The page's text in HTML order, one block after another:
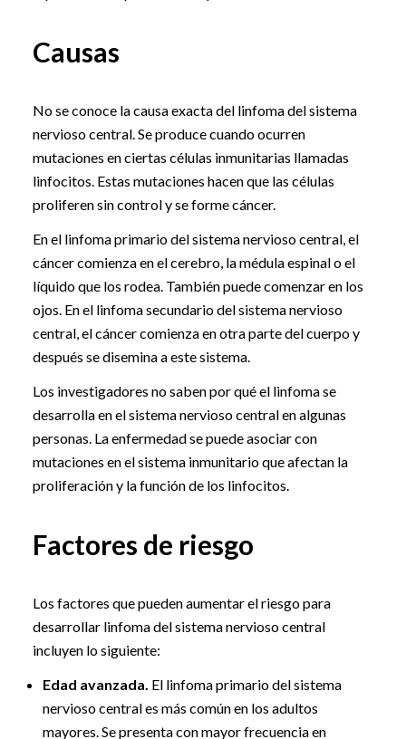
Causas
No se conoce la causa exacta del linfoma del sistema
nervioso central. Se produce cuando ocurren
mutaciones en ciertas células inmunitarias llamadas
linfocitos. Estas mutaciones hacen que las células
proliferen sin control y se forme cáncer.
En el linfoma primario del sistema nervioso central, el
cáncer comienza en el cerebro, la médula espinal o el
líquido que los rodea. También puede comenzar en los
ojos. En el linfoma secundario del sistema nervioso
central, el cáncer comienza en otra parte del cuerpo y
después se disemina a este sistema.
Los investigadores no saben por qué el linfoma se
desarrolla en el sistema nervioso central en algunas
personas. La enfermedad se puede asociar con
mutaciones en el sistema inmunitario que afectan la
proliferación y la función de los linfocitos.
Factores de riesgo
Los factores que pueden aumentar el riesgo para
desarrollar linfoma del sistema nervioso central
incluyen lo siguiente:
Edad avanzada. El linfoma primario del sistema
nervioso central es más común en los adultos
mayores. Se presenta con mayor frecuencia en